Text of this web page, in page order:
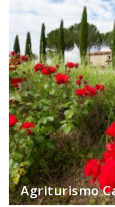
Agriturismo